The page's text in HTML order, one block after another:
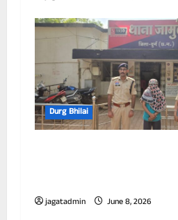
Durg Bhilai
jagatadmin June 8, 2026